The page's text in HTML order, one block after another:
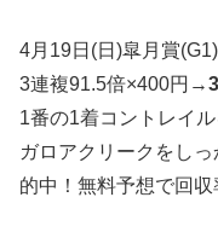
4月19日(日)皐月賞(G1)
3連複91.5倍×400円→
1番の1着コントレイ
ガロアクリークをし
的中！無料予想で回収